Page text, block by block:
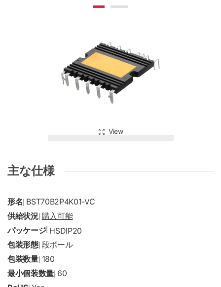
View
主な仕様
形名 BST70B2P4K01-VC
供給状況| 購入可能
パッケージ| HSDIP20
包装形態| 段ボール
包装数量| 180
最小個装数量 60